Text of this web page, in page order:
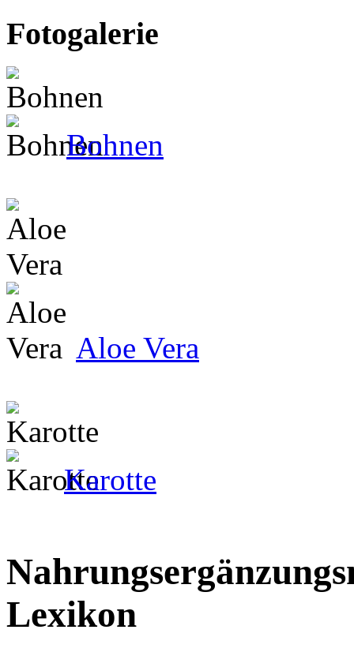
Fotogalerie
Bohnen
Aloe Vera
Karotte
Lexikon